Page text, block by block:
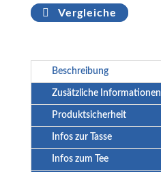
Vergleiche
Beschreibung
Zusätzliche Informationen
Produktsicherheit
Infos zur Tasse
Infos zum Tee